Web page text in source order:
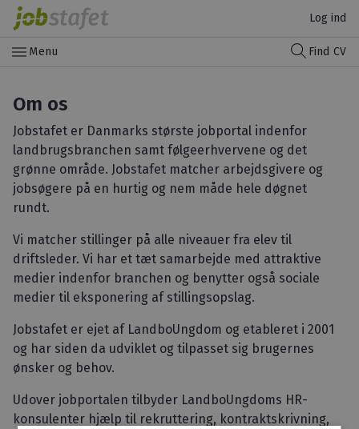
Log ind
menu Menu Find CV
Om os
Jobstafet er Danmarks største jobportal indenfor
landbrugsbranchen samt følgeerhvervene og det
grønne område. Jobstafet matcher arbejdsgivere og
jobsøgere på en hurtig og nem måde hele døgnet
rundt.
Vi matcher stillinger på alle niveauer fra elev til
driftsleder. Vi har et tæt samarbejde med attraktive
medier indenfor branchen og benytter også sociale
medier til eksponering af stillingsopslag.
Jobstafet er ejet af LandboUngdom og etableret i 2001
og har siden da udviklet og tilpasset sig brugernes
ønsker og behov.
Udover jobportalen tilbyder LandboUngdoms HR-
konsulenter hjælp til rekruttering, kontraktskrivning,